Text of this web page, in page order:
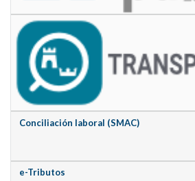
Conciliación laboral (SMAC)
e-Tributos